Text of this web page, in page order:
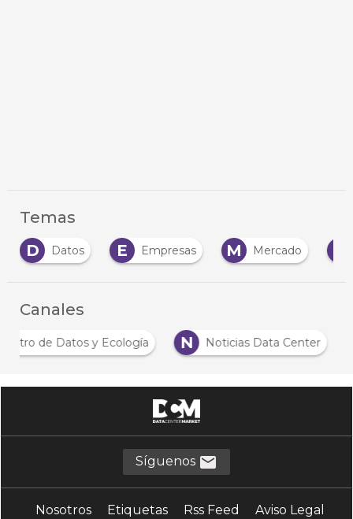
Temas
Datos E Empresas M Mercado N Nube
Canales
Centro de Datos y Ecología N Noticias Data
Síguenos
Nosotros Etiquetas Rss Feed
Aviso Legal